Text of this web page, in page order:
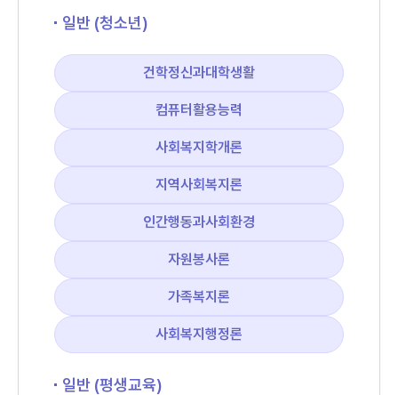
일반 (청소년)
건학정신과대학생활
컴퓨터활용능력
사회복지학개론
지역사회복지론
인간행동과사회환경
자원봉사론
가족복지론
사회복지행정론
일반 (평생교육)